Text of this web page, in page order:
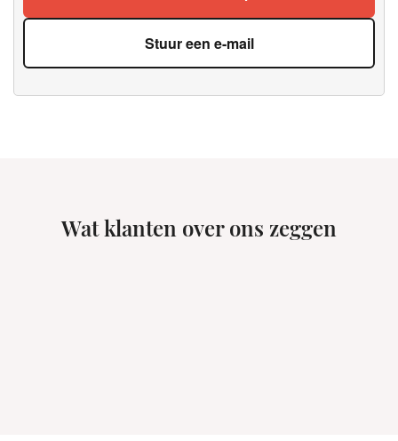
Stuur een e-mail
Wat klanten over ons zeggen